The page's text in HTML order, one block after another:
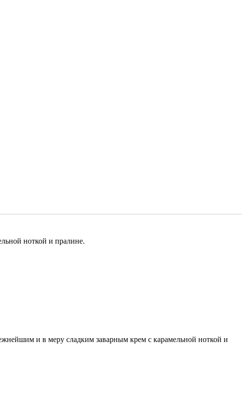
ноткой и пралине.
и в меру сладким заварным крем с карамельной ноткой и